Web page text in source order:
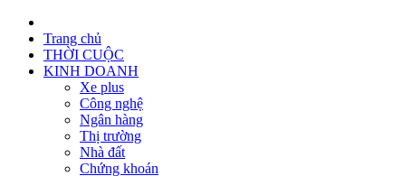
Trang chủ
THỜI CUỘC
KINH DOANH
Xe plus
Công nghệ
Ngân hàng
Thị trường
Nhà đất
Chứng khoán